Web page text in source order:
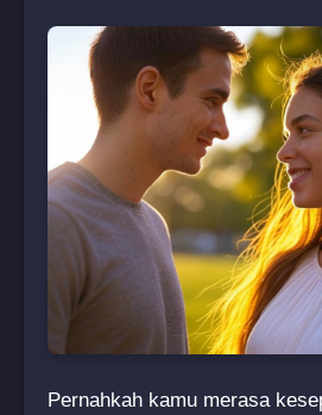
Pernahkah kamu merasa